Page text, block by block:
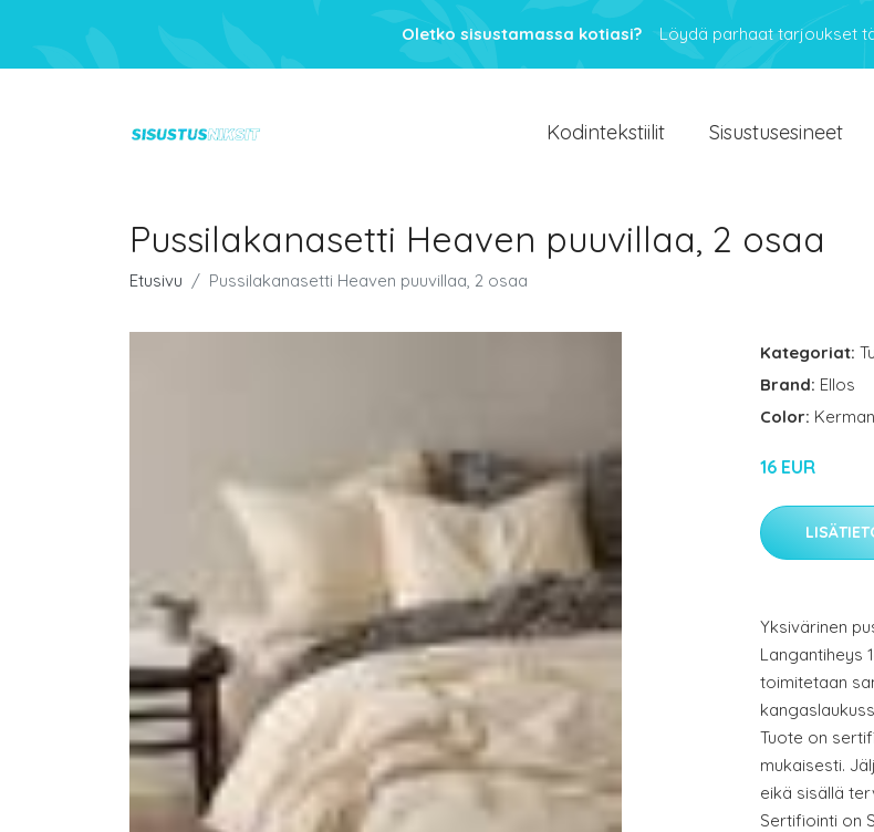
Oletko sisustamassa kotiasi? Löydä parhaat tarjoukset
Kodintekstiilit Sisustusesineet
Pussilakanasetti Heaven puuvillaa, 2 osaa
Etusivu Pussilakanasetti Heaven puuvillaa, 2 osaa
Kategoriat:
Brand: Ellos
Color:
16 EUR
Yksivärinen
Langantiheys
toimitetaan
Tuote on
mukaisesti.
eikä sisällä
Sertifiointi on